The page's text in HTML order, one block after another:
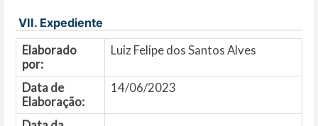
VII. Expediente
Elaborado
por:
Luiz Felipe dos Santos Alves
Data de
Elaboração:
14/06/2023